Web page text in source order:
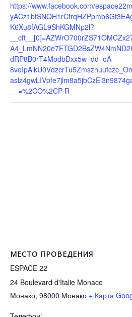
https://www.facebook.com/
K6Xu8fAGL9ShKGMNp2l?
dRP8B0rT4ModbDxx5w_dd_oA-
__=%2CO%2CP-R
МЕСТО ПРОВЕДЕНИЯ
ESPACE 22
24 Boulevard d'Italie Monaco
Монако, 98000 Монако + Карта